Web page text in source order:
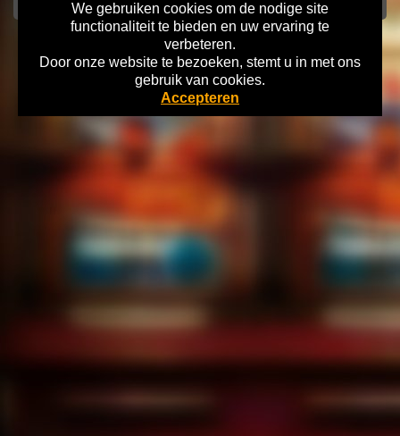
We gebruiken cookies om de nodige site
functionaliteit te bieden en uw ervaring te
verbeteren.
Door onze website te bezoeken, stemt u in met ons
gebruik van cookies.
Accepteren
Home
Copyright 2026 Gokkasten-Archief.nl Lees hier alles over de Historie
Nederlandse Kansspelen